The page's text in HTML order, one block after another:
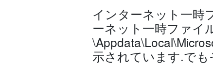
インターネット一時
ーネット一時ファイ
示されています.でも